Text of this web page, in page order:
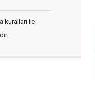
kuralları ile